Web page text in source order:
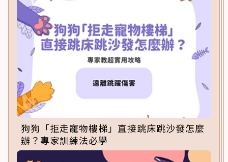
狗狗「拒走寵物樓梯」直接跳床跳沙發怎麼
辦？專家訓練法必學